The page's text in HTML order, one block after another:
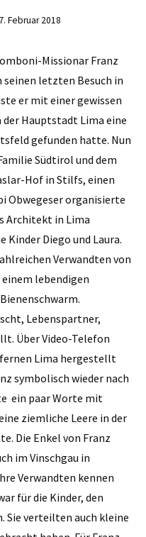
Februar 2018
Missionar Franz
seinen letzten Besuch in
er mit einer gewissen
der Hauptstadt Lima eine
gefunden hatte. Nun
Südtirol und dem
Hof in Stilfs, einen
Obwegeser organisierte
Architekt in Lima
Kinder Diego und Laura.
Verwandten von
lebendigen
Lebenspartner,
Über Video-Telefon
Lima hergestellt
symbolisch wieder nach
ein paar Worte mit
ziemliche Leere in der
Die Enkel von Franz
im Vinschgau in
Verwandten kennen
für die Kinder, den
Sie verteilten auch kleine